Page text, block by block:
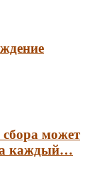
сбора может
каждый…